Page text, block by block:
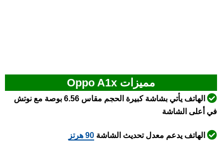
مميزات Oppo A1x
الهاتف يأتي بشاشة كبيرة الحجم مقاس 6.56 بوصة مع نوتش
في أعلى الشاشة
الهاتف يدعم معدل تحديث الشاشة 90 هرتز